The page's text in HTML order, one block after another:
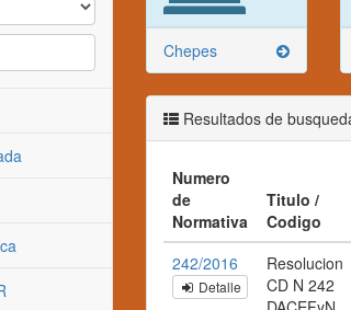
Chepes
Resultados de
Numero
de
Normativa
Titulo /
Codigo
242/2016
Detalle
Resolucion
CD N 242